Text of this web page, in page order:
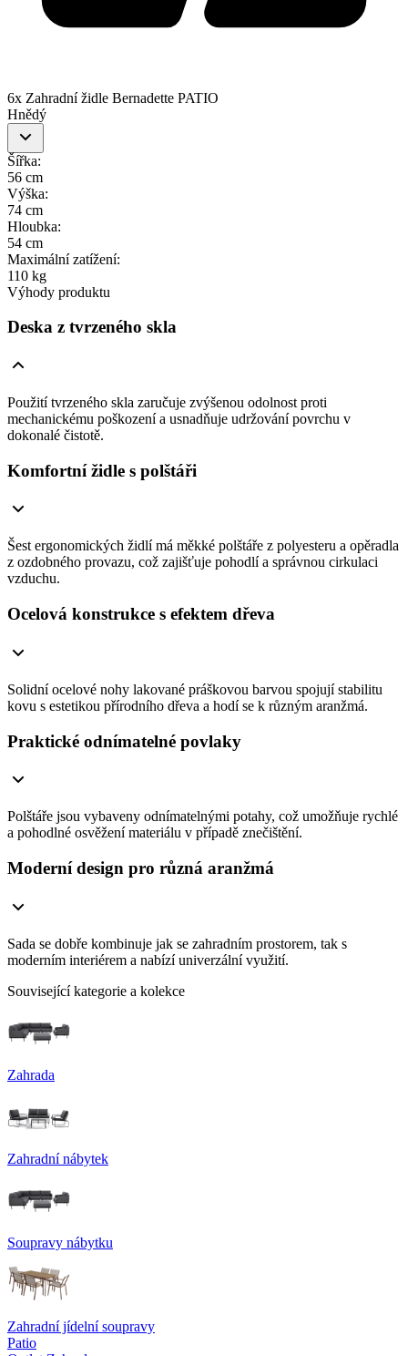
6x Zahradní židle Bernadette PATIO
Hnědý
Šířka:
56 cm
Výška:
74 cm
Hloubka:
54 cm
Maximální zatížení:
110 kg
Výhody produktu
Deska z tvrzeného skla
Použití tvrzeného skla zaručuje zvýšenou odolnost proti
mechanickému poškození a usnadňuje udržování povrchu v
dokonalé čistotě.
Komfortní židle s polštáři
Šest ergonomických židlí má měkké polštáře z polyesteru a opěradla
z ozdobného provazu, což zajišťuje pohodlí a správnou cirkulaci
vzduchu.
Ocelová konstrukce s efektem dřeva
Solidní ocelové nohy lakované práškovou barvou spojují stabilitu
kovu s estetikou přírodního dřeva a hodí se k různým aranžmá.
Praktické odnímatelné povlaky
Polštáře jsou vybaveny odnímatelnými potahy, což umožňuje rychlé
a pohodlné osvěžení materiálu v případě znečištění.
Moderní design pro různá aranžmá
Sada se dobře kombinuje jak se zahradním prostorem, tak s
moderním interiérem a nabízí univerzální využití.
Související kategorie a kolekce
Zahrada
Zahradní nábytek
Soupravy nábytku
Zahradní jídelní soupravy
Patio